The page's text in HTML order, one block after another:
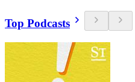
Top Podcasts